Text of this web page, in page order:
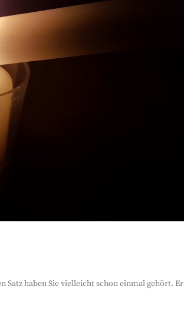
Satz haben Sie vielleicht schon einmal gehört. Er